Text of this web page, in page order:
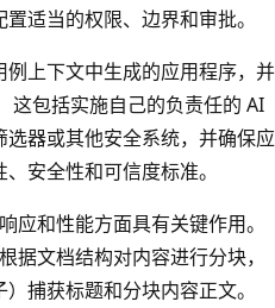
适当的权限、边界和审批。
上下文中生成的应用程序，并
这包括实施自己的负责任的 AI
器或其他安全系统，并确保应
安全性和可信度标准。
应和性能方面具有关键作用。
据文档结构对内容进行分块，
捕获标题和分块内容正文。